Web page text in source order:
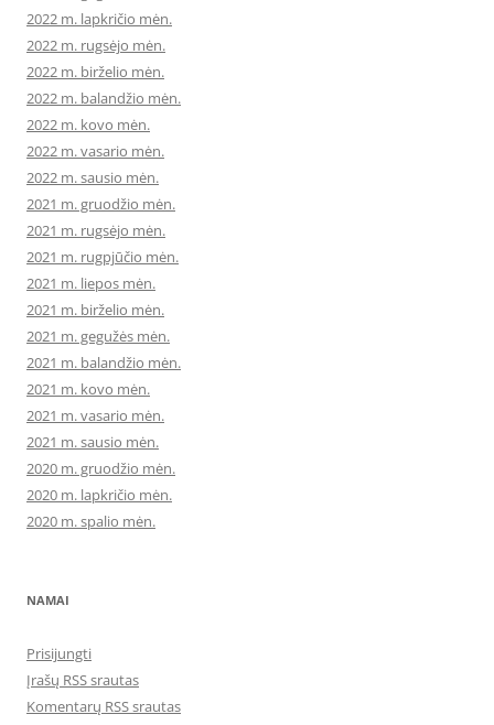
2022 m. lapkričio mėn.
2022 m. rugsėjo mėn.
2022 m. birželio mėn.
2022 m. balandžio mėn.
2022 m. kovo mėn.
2022 m. vasario mėn.
2022 m. sausio mėn.
2021 m. gruodžio mėn.
2021 m. rugsėjo mėn.
2021 m. rugpjūčio mėn.
2021 m. liepos mėn.
2021 m. birželio mėn.
2021 m. gegužės mėn.
2021 m. balandžio mėn.
2021 m. kovo mėn.
2021 m. vasario mėn.
2021 m. sausio mėn.
2020 m. gruodžio mėn.
2020 m. lapkričio mėn.
2020 m. spalio mėn.
NAMAI
Prisijungti
Įrašų RSS srautas
Komentarų RSS srautas